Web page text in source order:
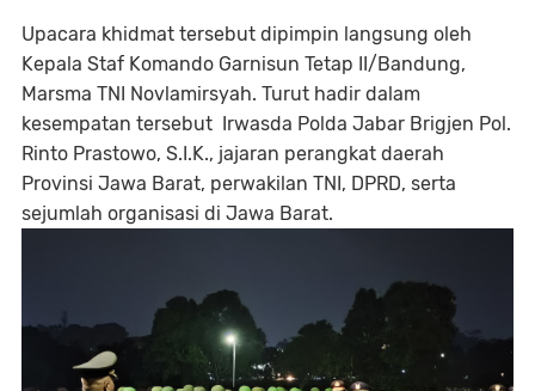
Upacara khidmat tersebut dipimpin langsung oleh
Kepala Staf Komando Garnisun Tetap II/Bandung,
Marsma TNI Novlamirsyah. Turut hadir dalam
kesempatan tersebut Irwasda Polda Jabar Brigjen Pol.
Rinto Prastowo, S.I.K., jajaran perangkat daerah
Provinsi Jawa Barat, perwakilan TNI, DPRD, serta
sejumlah organisasi di Jawa Barat.